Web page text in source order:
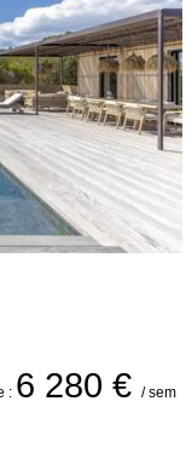
: 6 280 € / sem